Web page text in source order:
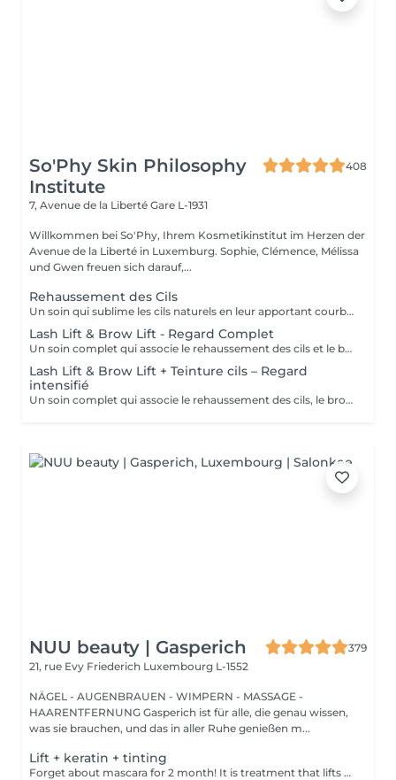
So'Phy Skin Philosophy
Institute
408
7, Avenue de la Liberté Gare L-1931
Willkommen bei So'Phy, Ihrem Kosmetikinstitut im Herzen der
Avenue de la Liberté in Luxemburg. Sophie, Clémence, Mélissa
und Gwen freuen sich darauf,...
Rehaussement des Cils
Un soin qui sublime les cils naturels en leur apportant courbure, longueur visuelle et ouverture du regard. Le rehaussement agit dès la racine pour lifter les cils et créer un effet naturel, élégant et durable, sans recours aux extensions. Le regard paraît plus ouvert, les cils plus longs et parfaitement définis. Une teinture peut être ajoutée en option pour intensifier le résultat et apporter davantage de profondeur au regard. Le résultat est visible pendant plusieurs semaines, pour un regard frais et réveillé au quotidien.
Lash Lift & Brow Lift - Regard Complet
Un soin complet qui associe le rehaussement des cils et le brow lift pour sublimer l’ensemble du regard. Les cils sont liftés dès la racine pour apporter longueur visuelle et ouverture du regard, tandis que les sourcils sont restructurés, disciplinés et redessinés pour un résultat net et harmonieux. Le regard est intensifié, mieux encadré et naturellement mis en valeur. Une solution idéale pour un effet soigné, élégant et durable, sans maquillage au quotidien.
Lash Lift & Brow Lift + Teinture cils – Regard
intensifié
Un soin complet qui associe le rehaussement des cils, le brow lift et la teinture des cils pour un regard encore plus intense et défini. Les cils sont liftés et teintés pour un effet plus profond et visible, tandis que les sourcils sont restructurés et disciplinés pour encadrer parfaitement le regard. Le contraste est renforcé, le regard est plus marqué tout en conservant un rendu naturel et élégant. Idéal pour celles et ceux qui souhaitent un résultat plus soutenu sans maquillage.
NUU beauty | Gasperich
379
21, rue Evy Friederich Luxembourg L-1552
NÄGEL - AUGENBRAUEN - WIMPERN - MASSAGE -
HAARENTFERNUNG Gasperich ist für alle, die genau wissen,
was sie brauchen, und das in aller Ruhe genießen m...
Lift + keratin + tinting
Forget about mascara for 2 month! It is treatment that lifts and curls your natural lashes to make them look longer and give them an attractive shape that will open up your eyes. How is lash lamination done? - lashes are washed - eye pad is placed - silicone rods are placed - perming solution is applied - lifting solution is applied - noutralizing solution is applied - henna or paint is applied - keratin is applied - lashes are washed - silicone rods are removed Age restrictions: recommended to do from 14 years. Post procedure recommendations: do not wash eyelashes 24 hours after the procedure. Frequency: once in 4-6 weeks.